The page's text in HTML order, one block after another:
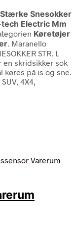
Snesokker
Electric Mm
Køretøjer
. Maranello
STR. L
en skridsikker sok
køres på is og sne.
4X4,